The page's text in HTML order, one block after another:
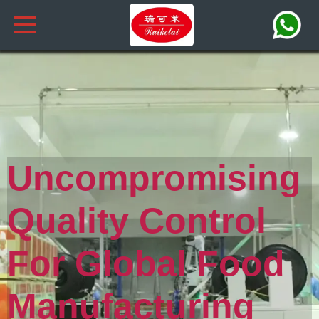
Uncompromising
Quality Control
For Global Food
Manufacturing